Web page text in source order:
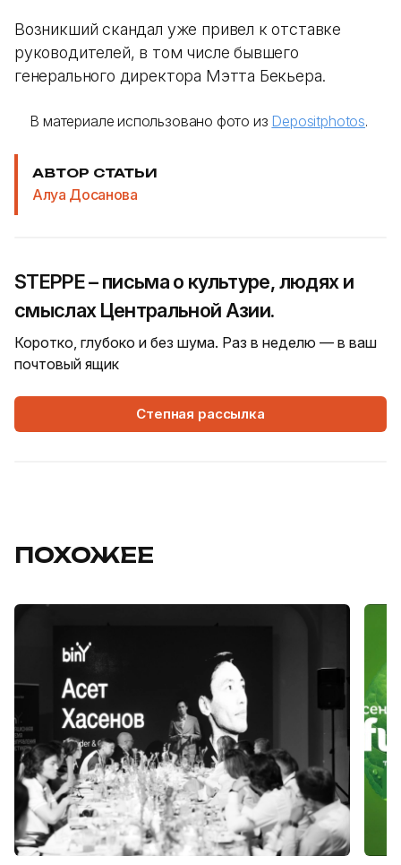
Возникший скандал уже привел к отставке
руководителей, в том числе бывшего
генерального директора Мэтта Бекьера.
В материале использовано фото из Depositphotos.
АВТОР СТАТЬИ
Алуа Досанова
STEPPE – письма о культуре, людях и
смыслах Центральной Азии.
Коротко, глубоко и без шума. Раз в неделю — в ваш
почтовый ящик
Степная рассылка
ПОХОЖЕЕ